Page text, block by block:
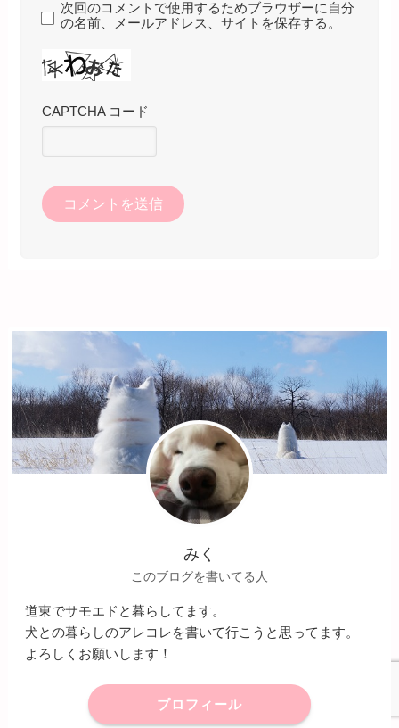
次回のコメントで使用するためブラウザーに自分
の名前、メールアドレス、サイトを保存する。
CAPTCHA コード
みく
このブログを書いてる人
道東でサモエドと暮らしてます。
犬との暮らしのアレコレを書いて行こうと思ってます。
よろしくお願いします！
プロフィール